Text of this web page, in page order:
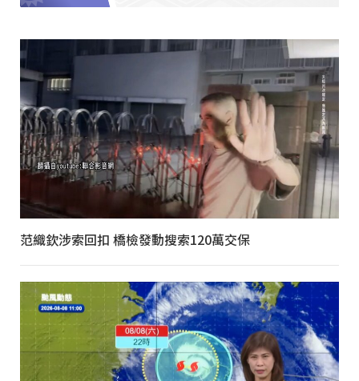
范織欽涉索回扣 橋檢發動搜索120萬交保